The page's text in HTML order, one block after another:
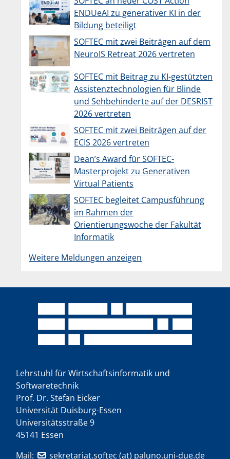
ENDUeAI zu generativer KI in der
Bildung beteiligt
SOFTEC mit zwei Beiträgen auf dem
NeuroIS Retreat 2026 vertreten
SOFTEC mit Beitrag zu KI-gestützten
Assistenztechnologien für Blinde
und Sehbehinderte auf der DESRIST
2026 vertreten
SOFTEC mit zwei Beiträgen auf der
ECIS 2026 vertreten
Dean’s Award für SOFTEC-
Masterprojekt zu Generativen
Virtual Patients
SOFTEC begleitet Campusführung
im Rahmen der
Orientierungswoche der Fakultät
Informatik
Weitere Meldungen anzeigen
Lehrstuhl für Wirtschaftsinformatik und
Softwaretechnik
Prof. Dr. Stefan Eicker
Universität Duisburg-Essen
Universitätsstraße 9
45141 Essen
Mail:
sekretariat.softec (at) paluno.uni-due.de